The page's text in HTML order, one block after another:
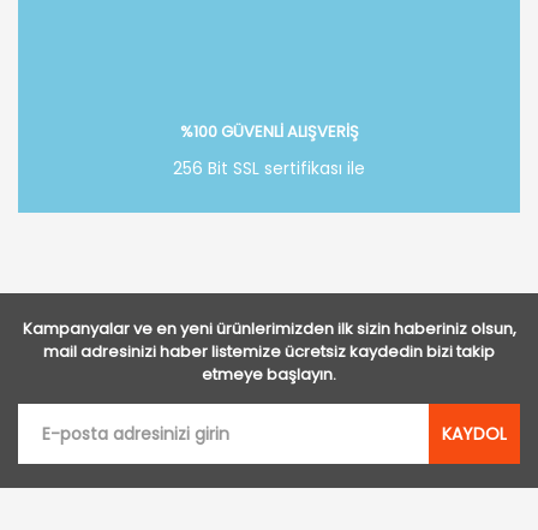
%100 GÜVENLİ ALIŞVERİŞ
256 Bit SSL sertifikası ile
Kampanyalar ve en yeni ürünlerimizden ilk sizin haberiniz olsun,
mail adresinizi haber listemize ücretsiz kaydedin bizi takip
etmeye başlayın.
KAYDOL